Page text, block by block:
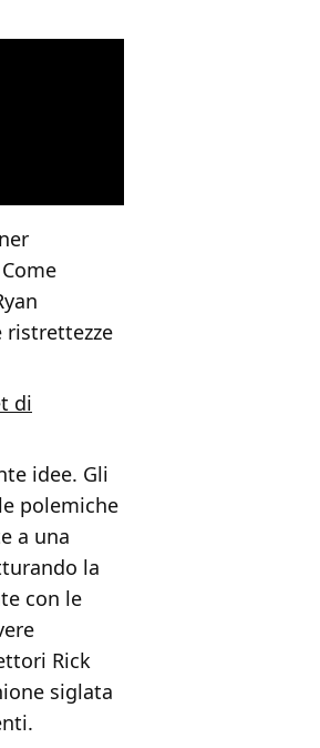
ristrettezze
di
idee. Gli
polemiche
a una
la
con le
Rick
siglata